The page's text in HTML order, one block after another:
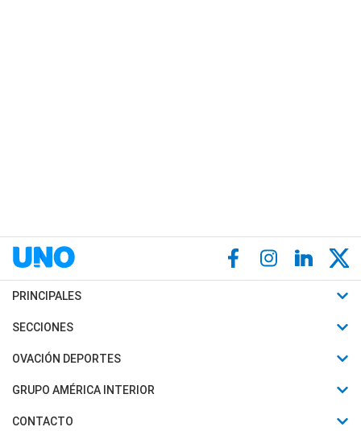
PRINCIPALES
Últimas Noticias
Política
SECCIONES
Horóscopo
Motores
OVACIÓN DEPORTES
Fútbol
Mundial
GRUPO AMÉRICA INTERIOR
Canal 7 en Vivo
CONTACTO